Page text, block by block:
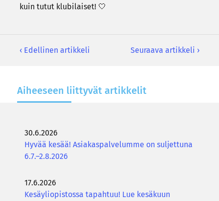
kuin tutut klu­bi­lai­set! 🤍
‹ Edellinen artikkeli Seuraava artikkeli ›
Ai­hee­seen liit­ty­vät ar­tik­ke­lit
30.6.2026
Hyvää kesää! Asiakaspalvelumme on suljettuna
6.7.–2.8.2026
17.6.2026
Kesäyliopistossa tapahtuu! Lue kesäkuun